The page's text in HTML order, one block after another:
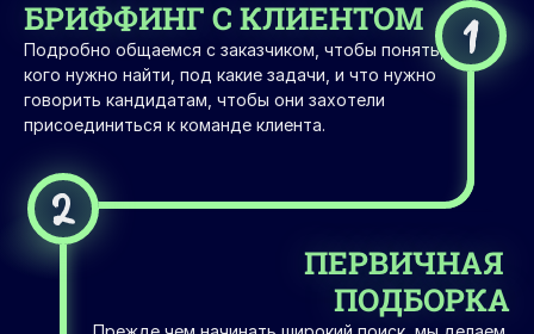
БРИФФИНГ С КЛИЕНТОМ
Подробно общаемся с заказчиком, чтобы понять,
кого нужно найти, под какие задачи, и что нужно
говорить кандидатам, чтобы они захотели
присоединиться к команде клиента.
1
2
ПЕРВИЧНАЯ
ПОДБОРКА